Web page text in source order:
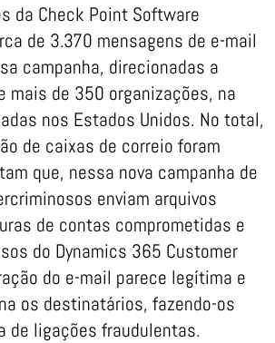
da Check Point Software
de 3.370 mensagens de e-mail
campanha, direcionadas a
mais de 350 organizações, na
nos Estados Unidos. No total,
de caixas de correio foram
que, nessa nova campanha de
enviam arquivos
de contas comprometidas e
do Dynamics 365 Customer
do e-mail parece legítima e
os destinatários, fazendo-os
de ligações fraudulentas.